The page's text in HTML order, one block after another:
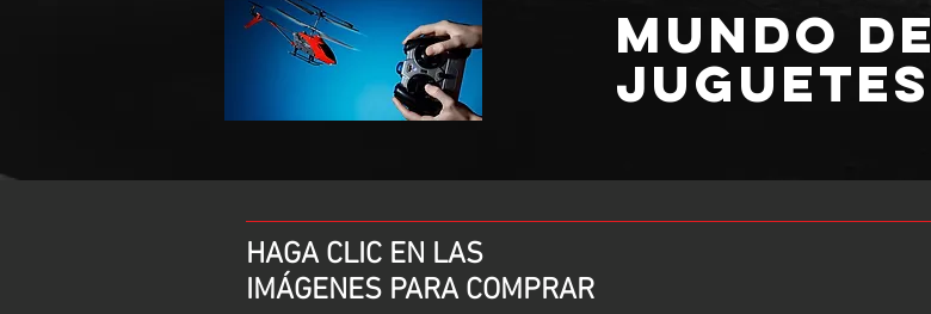
MUNDO DE
JUGUETES
HAGA CLIC EN LAS
IMÁGENES PARA COMPRAR